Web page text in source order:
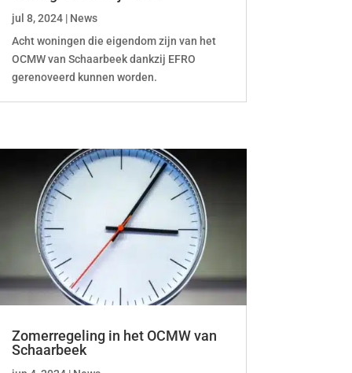
jul 8, 2024| News
Acht woningen die eigendom zijn van het
OCMW van Schaarbeek dankzij EFRO
gerenoveerd kunnen worden.
Zomerregeling in het OCMW van
Schaarbeek